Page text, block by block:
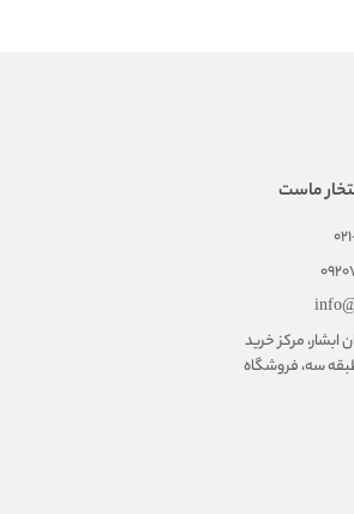
ماست
مرکز خرید
سه، فروشگاه